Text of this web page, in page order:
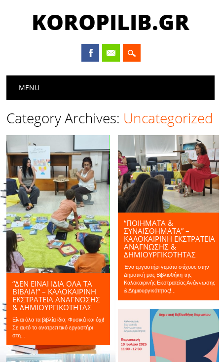
KOROPILIB.GR
Main menu
MENU
Category Archives: Uncategorized
“ΔΕΝ ΕΙΝΑΙ ΙΔΙΑ ΟΛΑ ΤΑ
ΒΙΒΛΙΑ!” – ΚΑΛΟΚΑΙΡΙΝΉ
ΕΚΣΤΡΑΤΕΊΑ ΑΝΆΓΝΩΣΗΣ
& ΔΗΜΙΟΥΡΓΙΚΌΤΗΤΑΣ
Είναι όλα τα βιβλία ίδια; Φυσικά και όχι!
Σε αυτό το ανατρεπτικό εργαστήρι
στη...
“ΠΟΙΗΜΑΤΑ &
ΣΥΝΑΙΣΘΗΜΑΤΑ” –
ΚΑΛΟΚΑΙΡΙΝΉ ΕΚΣΤΡΑΤΕΊΑ
ΑΝΆΓΝΩΣΗΣ &
ΔΗΜΙΟΥΡΓΙΚΌΤΗΤΑΣ
Ένα εργαστήρι γεμάτο στίχους στην
Δημοτική μας Βιβλιοθήκη της
Καλοκαιρινής Εκστρατείας Ανάγνωσης
& Δημιουργικότητας!...